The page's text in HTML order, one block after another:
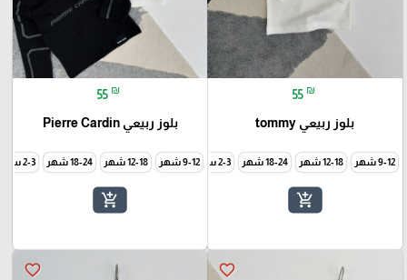
55 ₪
بلوز ربيعي tommy
9-12 شهر 12-18 شهر 18-24 شهر 2-3 سنة 3-4 سنة 5-6 سنة 7-8 سنة 9-10 سنة
add_shopping_cart
55 ₪
بلوز ربيعي Pierre Cardin
9-12 شهر 12-18 شهر 18-24 شهر 2-3 سنة
add_shopping_cart
favorite_border
favorite_border